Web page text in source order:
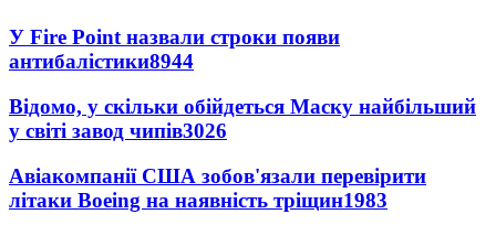
У Fire Point назвали строки появи
антибалістики8944
Відомо, у скільки обійдеться Маску найбільший
у світі завод чипів3026
Авіакомпанії США зобов'язали перевірити
літаки Boeing на наявність тріщин1983